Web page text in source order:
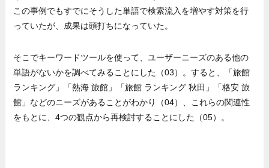
この事例でもすでにそうした単語で検索流入を増やす対策を行
っていたが、成果は頭打ちになっていた。
そこでキーワードツールを使って、ユーザーニーズのある他の
単語がないかを調べてみることにした（03）。すると、「旅館
ランキング」「熱海 旅館」「旅館 ランキング 秋田」「格安 旅
館」などのニーズがあることがわかり（04）、これらの関連性
をもとに、4つの観点から再検討することにした（05）。